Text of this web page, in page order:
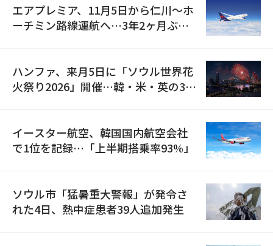
エアプレミア、11月5日から仁川〜ホ
ーチミン路線運航へ…3年2ヶ月ぶり
ハンファ、来月5日に「ソウル世界花
火祭り2026」開催…韓・米・英の3カ
イースター航空、韓国国内航空会社
で1位を記録…「上半期搭乗率93%」
ソウル市「猛暑重大警報」が発令さ
れた4日、熱中症患者39人追加発生